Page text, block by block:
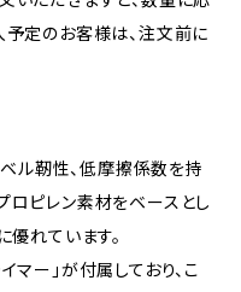
予定のお客様は、注文前に
ベル靭性、低摩擦係数を持
ロピレン素材をベースとし
優れています。
マー」が付属しており、こ